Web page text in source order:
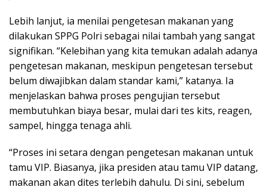
Lebih lanjut, ia menilai pengetesan makanan yang
dilakukan SPPG Polri sebagai nilai tambah yang sangat
signifikan. “Kelebihan yang kita temukan adalah adanya
pengetesan makanan, meskipun pengetesan tersebut
belum diwajibkan dalam standar kami,” katanya. Ia
menjelaskan bahwa proses pengujian tersebut
membutuhkan biaya besar, mulai dari tes kits, reagen,
sampel, hingga tenaga ahli.
“Proses ini setara dengan pengetesan makanan untuk
tamu VIP. Biasanya, jika presiden atau tamu VIP datang,
makanan akan dites terlebih dahulu. Di sini, sebelum